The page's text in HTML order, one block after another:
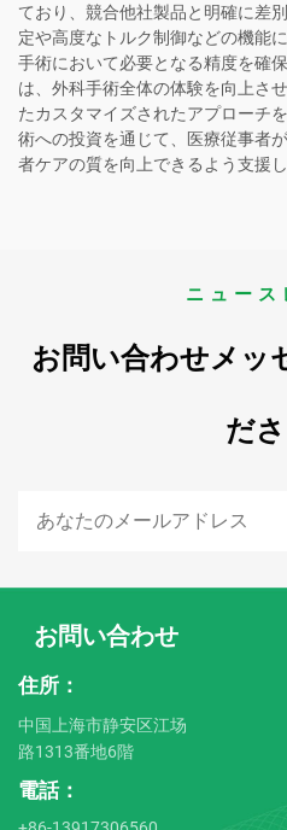
ており、競合他社製品と明確に差
定や高度なトルク制御などの機能
手術において必要となる精度を確
は、外科手術全体の体験を向上さ
たカスタマイズされたアプローチ
術への投資を通じて、医療従事者
者ケアの質を向上できるよう支援し
ニュース
お問い合わせメッ
だ
お問い合わせ
住所：
中国上海市静安区江场
路1313番地6階
電話：